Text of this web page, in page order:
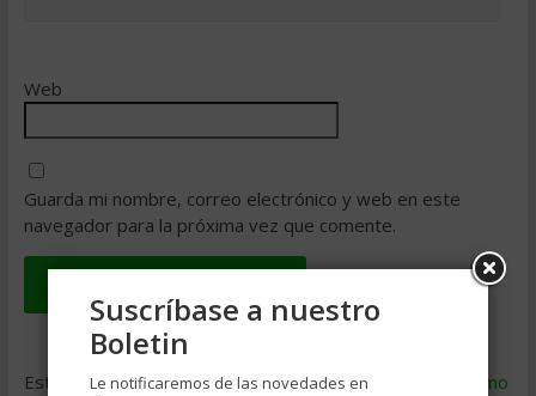
Web
Guarda mi nombre, correo electrónico y web en este
navegador para la próxima vez que comente.
Este sitio usa Akismet para reducir el spam.
Aprende cómo
Suscríbase a nuestro
Boletin
Le notificaremos de las novedades en